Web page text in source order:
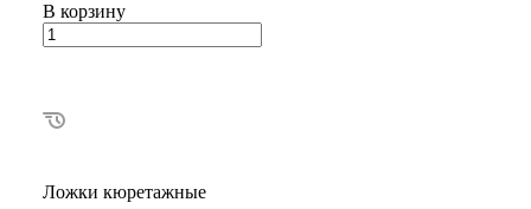
В корзину
Ложки кюретажные